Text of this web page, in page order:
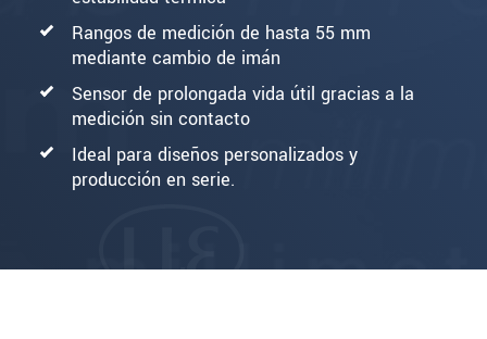
Rangos de medición de hasta 55 mm
mediante cambio de imán
Sensor de prolongada vida útil gracias a la
medición sin contacto
Ideal para diseños personalizados y
producción en serie.